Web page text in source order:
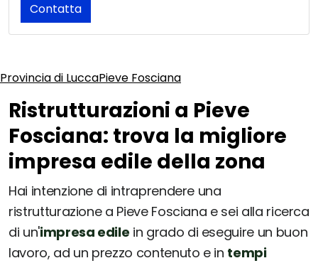
Contatta
Provincia di LuccaPieve Fosciana
Ristrutturazioni a Pieve
Fosciana: trova la migliore
impresa edile della zona
Hai intenzione di intraprendere una
ristrutturazione a Pieve Fosciana e sei alla ricerca
di un'impresa edile in grado di eseguire un buon
lavoro, ad un prezzo contenuto e in tempi